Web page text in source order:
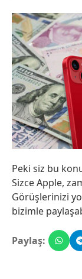
Peki siz bu
Sizce Apple,
Görüşlerinizi
bizimle
Paylaş: